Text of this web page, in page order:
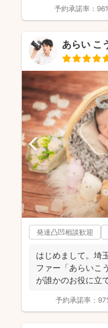
予約承諾率：
あらい こ
発達凸凹相談歓迎
はじめまして。埼
ファー「あらいこ
が誰かのお役に立
予約承諾率：